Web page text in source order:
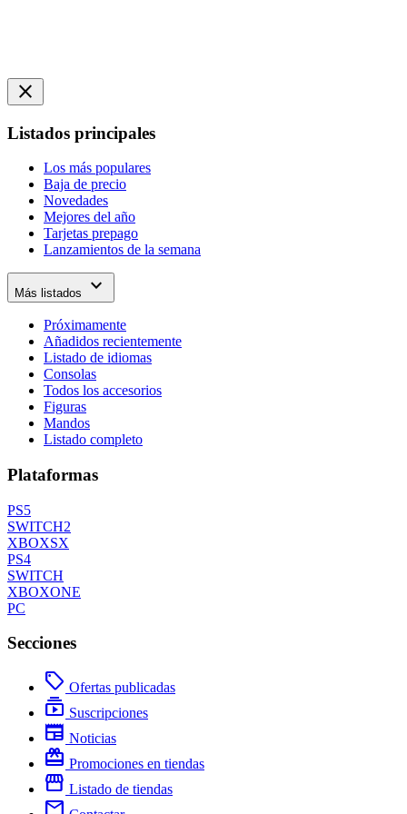
close
Listados principales
Los más populares
Baja de precio
Novedades
Mejores del año
Tarjetas prepago
Lanzamientos de la semana
Más listados expand_more
Próximamente
Añadidos recientemente
Listado de idiomas
Consolas
Todos los accesorios
Figuras
Mandos
Listado completo
Plataformas
PS5
SWITCH2
XBOXSX
PS4
SWITCH
XBOXONE
PC
Secciones
local_offer Ofertas publicadas
subscriptions Suscripciones
newspaper Noticias
redeem Promociones en tiendas
storefront Listado de tiendas
mail